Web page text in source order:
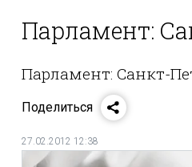
Парламент:
Парламент: Санкт-
Поделиться
27.02.2012 12:38